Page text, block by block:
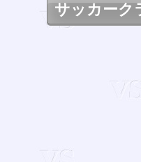
サッカーク